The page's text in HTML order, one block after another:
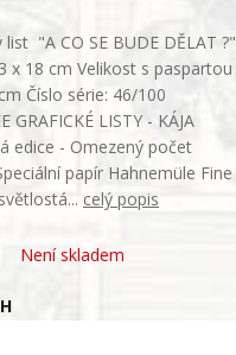
"A CO SE BUDE DĚLAT ?"
x 18 cm Velikost s paspartou
Číslo série: 46/100
GRAFICKÉ LISTY - KÁJA
edice - Omezený počet
papír Hahnemüle Fine
celý popis
Není skladem